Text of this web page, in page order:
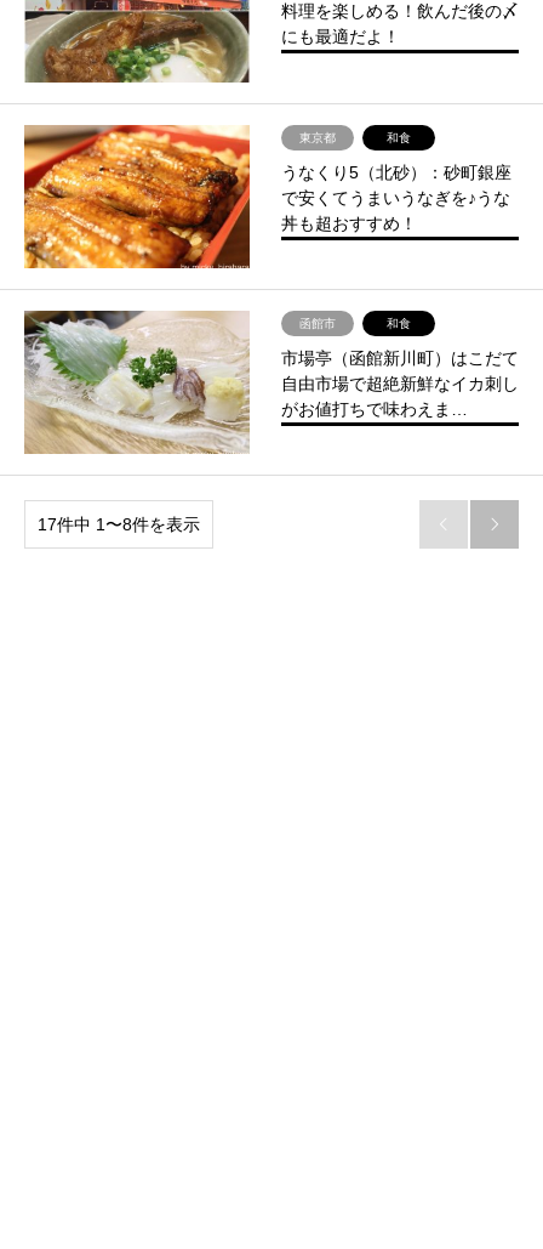
料理を楽しめる！飲んだ後の〆
にも最適だよ！
東京都 和食
うなくり5（北砂）：砂町銀座
で安くてうまいうなぎを♪うな
丼も超おすすめ！
函館市 和食
市場亭（函館新川町）はこだて
自由市場で超絶新鮮なイカ刺し
がお値打ちで味わえま…
17件中 1〜8件を表示  